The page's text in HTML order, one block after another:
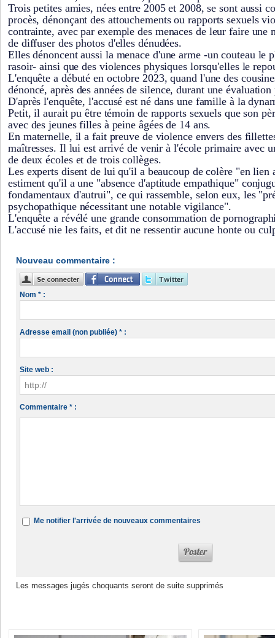
Trois petites amies, nées entre 2005 et 2008, se sont aussi
procès, dénonçant des attouchements ou rapports sexuels
contrainte, avec par exemple des menaces de leur faire une
de diffuser des photos d'elles dénudées.
Elles dénoncent aussi la menace d'une arme -un couteau le
rasoir- ainsi que des violences physiques lorsqu'elles le
L'enquête a débuté en octobre 2023, quand l'une des
dénoncé, après des années de silence, durant une
D'après l'enquête, l'accusé est né dans une famille à la
Petit, il aurait pu être témoin de rapports sexuels que son
avec des jeunes filles à peine âgées de 14 ans.
En maternelle, il a fait preuve de violence envers des
maîtresses. Il lui est arrivé de venir à l'école primaire avec
de deux écoles et de trois collèges.
Les experts disent de lui qu'il a beaucoup de colère "en lien
estiment qu'il a une "absence d'aptitude empathique"
fondamentaux d'autrui", ce qui rassemble, selon eux, les
psychopathique nécessitant une notable vigilance".
L'enquête a révélé une grande consommation de
L'accusé nie les faits, et dit ne ressentir aucune honte ou
Nouveau commentaire :
Nom * :
Adresse email (non publiée) * :
Site web :
Commentaire * :
Me notifier l'arrivée de nouveaux commentaires
Les messages jugés choquants seront de suite supprimés